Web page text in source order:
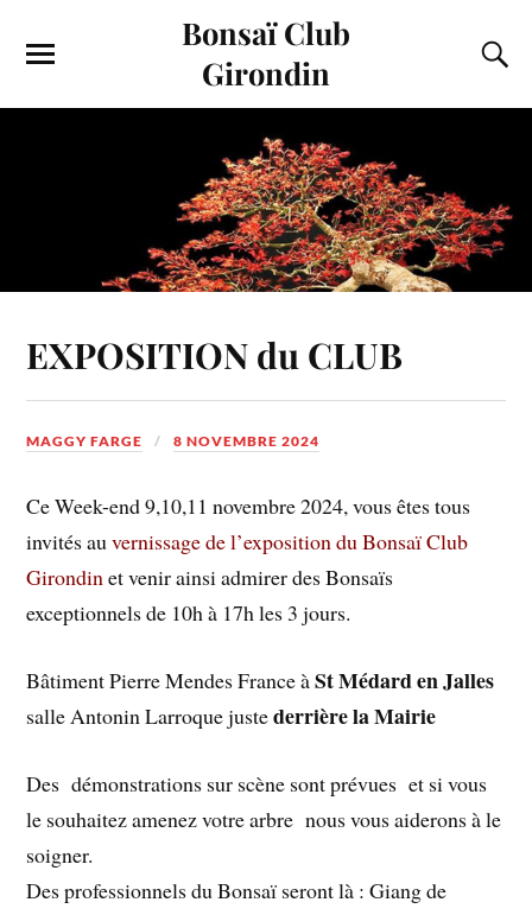
Bonsaï Club
Girondin
EXPOSITION du CLUB
MAGGY FARGE 8 NOVEMBRE 2024
Ce Week-end 9,10,11 novembre 2024, vous êtes tous
invités auvernissage de l’exposition du Bonsaï Club
Girondinet venir ainsi admirer des Bonsaïs
exceptionnels de 10h à 17h les 3 jours.
Bâtiment Pierre Mendes France àSt Médard en Jalles
salle Antonin Larroque justederrière la Mairie
Des démonstrations sur scène sont prévues et si vous
le souhaitez amenez votre arbre nous vous aiderons à le
soigner.
Des professionnels du Bonsaï seront là : Giang de